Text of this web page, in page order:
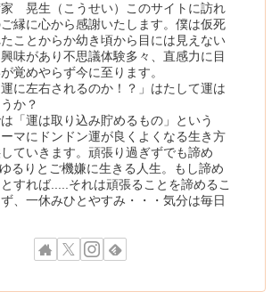
晃生（こうせい）このサイトに訪れ
縁に心から感謝いたします。僕は仮死
ことからか幼き頃から目には見えない
味があり不思議体験多々、直感力に目
覚めやらず今に至ります。
運に左右されるのか！？」はたして運は
か？
「運は取り込み貯めるもの」という
ーマにドンドン運が良くよくなる生き方
ていきます。頑張り過ぎずでも諦め
るりとご機嫌に生きる人生。もし諦め
すれば.....それは頑張ることを諦めるこ
、一休みひとやすみ・・・気分は毎日